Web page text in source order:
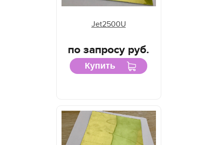
Jet2500U
по запросу руб.
Купить